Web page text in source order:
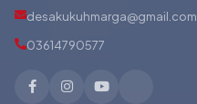
desakukuhmarga@gmail.com
03614790577